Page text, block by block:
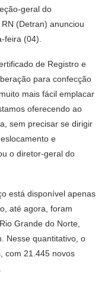
geral do
(Detran) anunciou
feira (04).
de Registro e
para confecção
mais fácil emplacar
oferecendo ao
sem precisar se dirigir
e
o diretor-geral do
está disponível apenas
até agora, foram
Grande do Norte,
Nesse quantitativo, o
com 21.445 novos